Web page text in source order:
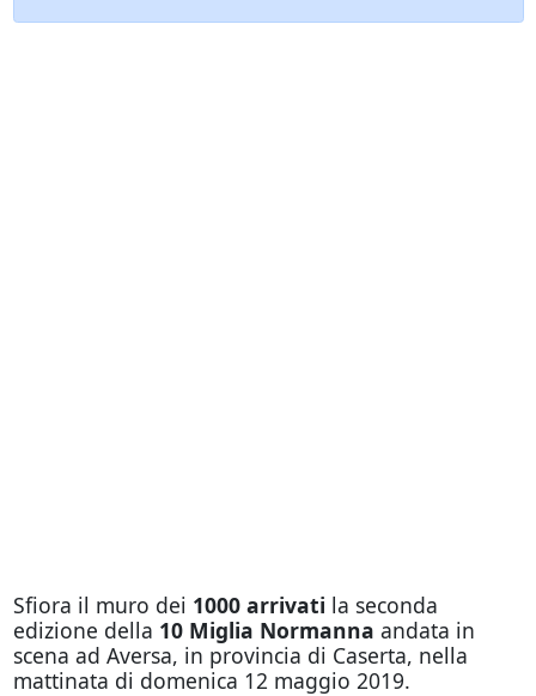
Sfiora il muro dei 1000 arrivati la seconda
edizione della 10 Miglia Normanna andata in
scena ad Aversa, in provincia di Caserta, nella
mattinata di domenica 12 maggio 2019.